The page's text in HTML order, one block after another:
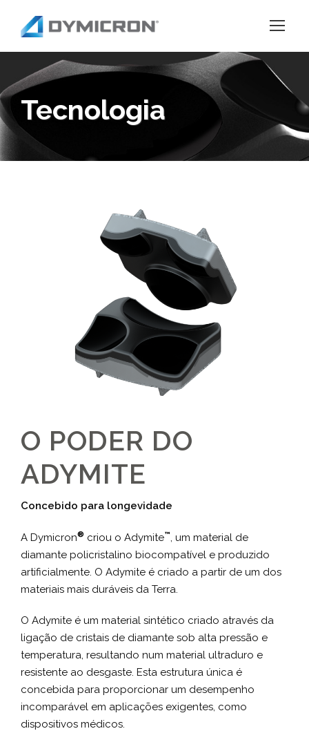
Tecnologia
O PODER DO
ADYMITE
Concebido para longevidade
A Dymicron® criou o Adymite™, um material de
diamante policristalino biocompatível e produzido
artificialmente. O Adymite é criado a partir de um dos
materiais mais duráveis da Terra.
O Adymite é um material sintético criado através da
ligação de cristais de diamante sob alta pressão e
temperatura, resultando num material ultraduro e
resistente ao desgaste. Esta estrutura única é
concebida para proporcionar um desempenho
incomparável em aplicações exigentes, como
dispositivos médicos.